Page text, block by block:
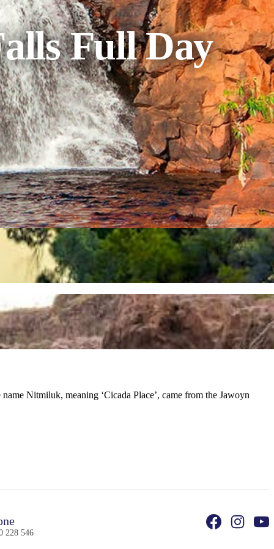
Full Day
Nitmiluk, meaning ‘Cicada Place’, came from the Jawoyn
228 546